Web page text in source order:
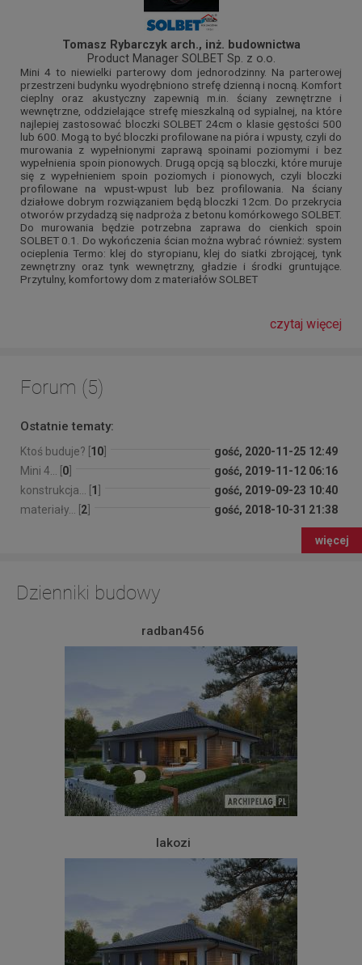
Tomasz Rybarczyk arch., inż. budownictwa
Product Manager SOLBET Sp. z o.o.
Mini 4 to niewielki parterowy dom jednorodzinny. Na parterowej
przestrzeni budynku wyodrębniono strefę dzienną i nocną. Komfort
cieplny oraz akustyczny zapewnią m.in. ściany zewnętrzne i
wewnętrzne, oddzielające strefę mieszkalną od sypialnej, na które
najlepiej zastosować bloczki SOLBET 24cm o klasie gęstości 500
lub 600. Mogą to być bloczki profilowane na pióra i wpusty, czyli do
murowania z wypełnionymi zaprawą spoinami poziomymi i bez
wypełnienia spoin pionowych. Drugą opcją są bloczki, które muruje
się z wypełnieniem spoin poziomych i pionowych, czyli bloczki
profilowane na wpust-wpust lub bez profilowania. Na ściany
działowe dobrym rozwiązaniem będą bloczki 12cm. Do przekrycia
otworów przydadzą się nadproża z betonu komórkowego SOLBET.
Do murowania będzie potrzebna zaprawa do cienkich spoin
SOLBET 0.1. Do wykończenia ścian można wybrać również: system
ocieplenia Termo: klej do styropianu, klej do siatki zbrojącej, tynk
zewnętrzny oraz tynk wewnętrzny, gładzie i środki gruntujące.
Przytulny, komfortowy dom z materiałów SOLBET
czytaj więcej
Forum (5)
Ostatnie tematy:
Ktoś buduje? [ 10
gość, 2020-11-25 12:49
Mini 4... [ 0
gość, 2019-11-12 06:16
konstrukcja... [ 1
gość, 2019-09-23 10:40
materiały... [ 2 gość, 2018-10-31 21:38
więcej
Dzienniki budowy
radban456
lakozi